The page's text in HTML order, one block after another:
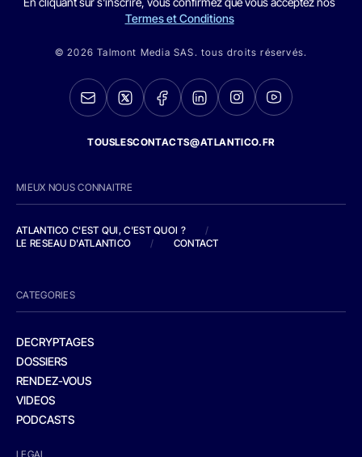
Termes et Conditions
© 2026 Talmont Media SAS. tous droits réservés.
TOUSLESCONTACTS@ATLANTICO.FR
MIEUX NOUS CONNAITRE
ATLANTICO C'EST QUI, C'EST QUOI ?
/
LE RESEAU D'ATLANTICO
/ CONTACT
CATEGORIES
DECRYPTAGES
DOSSIERS
RENDEZ-VOUS
VIDEOS
PODCASTS
LEGAL